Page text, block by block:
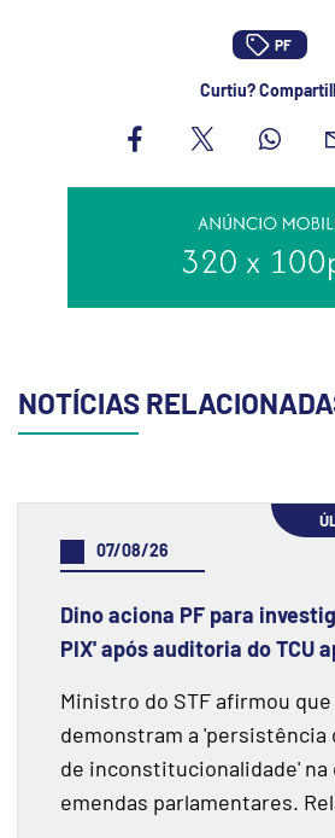
PF
Curtiu?
NOTÍCIAS
07/08/26
Dino aciona PF para
PIX' após auditoria do TCU
Ministro do STF afirmou que
demonstram a 'persistência
de inconstitucionalidade' na
emendas parlamentares.